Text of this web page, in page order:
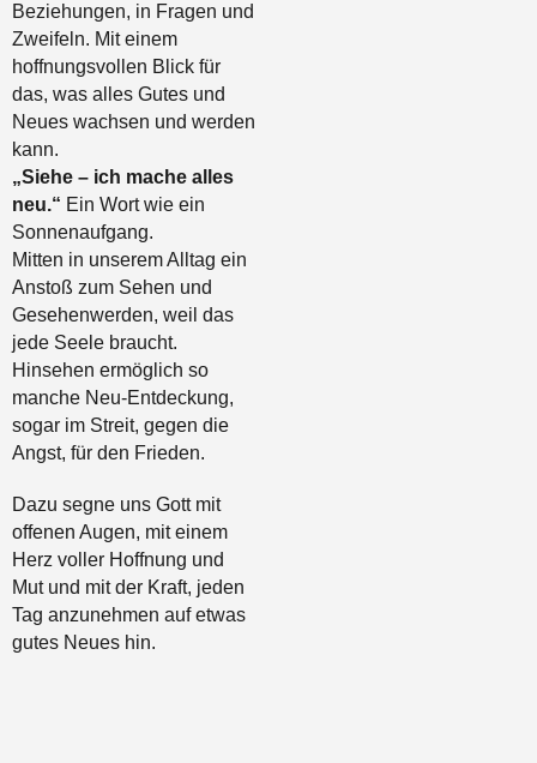
Beziehungen, in Fragen und
Zweifeln. Mit einem
hoffnungsvollen Blick für
das, was alles Gutes und
Neues wachsen und werden
kann.
„Siehe – ich mache alles
neu.“ Ein Wort wie ein
Sonnenaufgang.
Mitten in unserem Alltag ein
Anstoß zum Sehen und
Gesehenwerden, weil das
jede Seele braucht.
Hinsehen ermöglich so
manche Neu-Entdeckung,
sogar im Streit, gegen die
Angst, für den Frieden.
Dazu segne uns Gott mit
offenen Augen, mit einem
Herz voller Hoffnung und
Mut und mit der Kraft, jeden
Tag anzunehmen auf etwas
gutes Neues hin.